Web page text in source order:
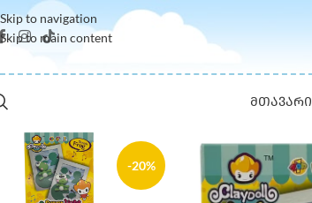
Skip to navigation
Skip to main content
ᲛᲗᲐᲕᲐᲠᲘ
-20%